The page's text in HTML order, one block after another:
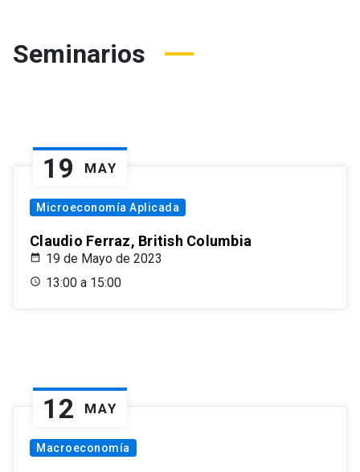
Seminarios
19 MAY
Microeconomía Aplicada
Claudio Ferraz, British Columbia
19 de Mayo de 2023
13:00 a 15:00
12 MAY
Macroeconomía